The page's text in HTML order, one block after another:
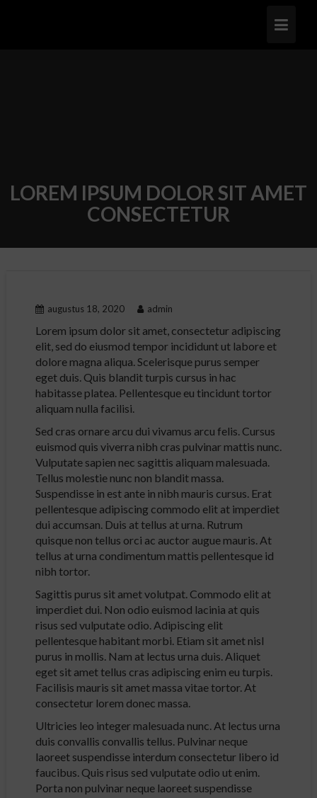
LOREM IPSUM DOLOR SIT AMET
CONSECTETUR
augustus 18, 2020 admin
Lorem ipsum dolor sit amet, consectetur adipiscing
elit, sed do eiusmod tempor incididunt ut labore et
dolore magna aliqua. Scelerisque purus semper
eget duis. Quis blandit turpis cursus in hac
habitasse platea. Pellentesque eu tincidunt tortor
aliquam nulla facilisi.
Sed cras ornare arcu dui vivamus arcu felis. Cursus
euismod quis viverra nibh cras pulvinar mattis nunc.
Vulputate sapien nec sagittis aliquam malesuada.
Tellus molestie nunc non blandit massa.
Suspendisse in est ante in nibh mauris cursus. Erat
pellentesque adipiscing commodo elit at imperdiet
dui accumsan. Duis at tellus at urna. Rutrum
quisque non tellus orci ac auctor augue mauris. At
tellus at urna condimentum mattis pellentesque id
nibh tortor.
Sagittis purus sit amet volutpat. Commodo elit at
imperdiet dui. Non odio euismod lacinia at quis
risus sed vulputate odio. Adipiscing elit
pellentesque habitant morbi. Etiam sit amet nisl
purus in mollis. Nam at lectus urna duis. Aliquet
eget sit amet tellus cras adipiscing enim eu turpis.
Facilisis mauris sit amet massa vitae tortor. At
consectetur lorem donec massa.
Ultricies leo integer malesuada nunc. At lectus urna
duis convallis convallis tellus. Pulvinar neque
laoreet suspendisse interdum consectetur libero id
faucibus. Quis risus sed vulputate odio ut enim.
Porta non pulvinar neque laoreet suspendisse